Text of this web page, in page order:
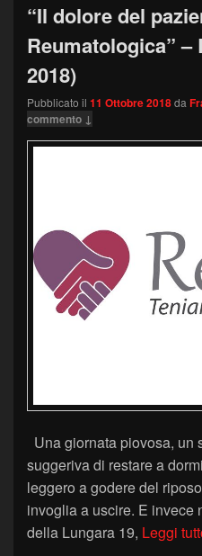
“Il dolore del
Reumatologica” –
2018)
Pubblicato il 11 Ottobre 2018da
commento ↓
Una giornata piovosa, un
suggeriva di restare a
leggero a godere del
invoglia a uscire. E invece
della Lungara 19, Leggi